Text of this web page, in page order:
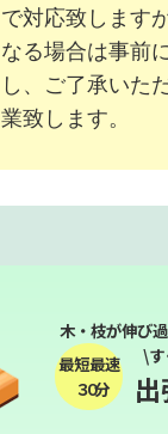
で対応致します
なる場合は事前
し、ご了承いた
業致します。
木・枝が伸び
最短最速
３０分
\す